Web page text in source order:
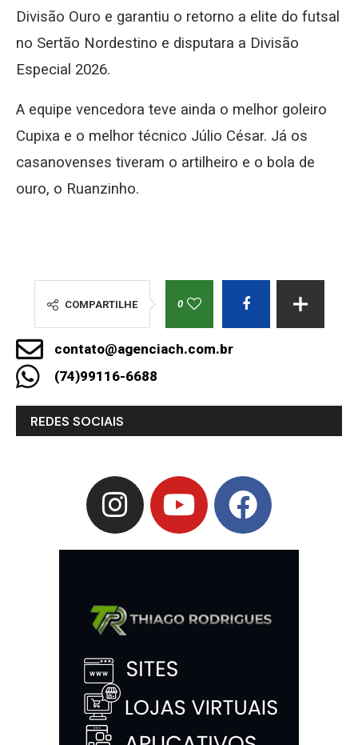
Divisão Ouro e garantiu o retorno a elite do futsal
no Sertão Nordestino e disputara a Divisão
Especial 2026.
A equipe vencedora teve ainda o melhor goleiro
Cupixa e o melhor técnico Júlio César. Já os
casanovenses tiveram o artilheiro e o bola de
ouro, o Ruanzinho.
COMPARTILHE 0
contato@agenciach.com.br
(74)99116-6688
REDES SOCIAIS